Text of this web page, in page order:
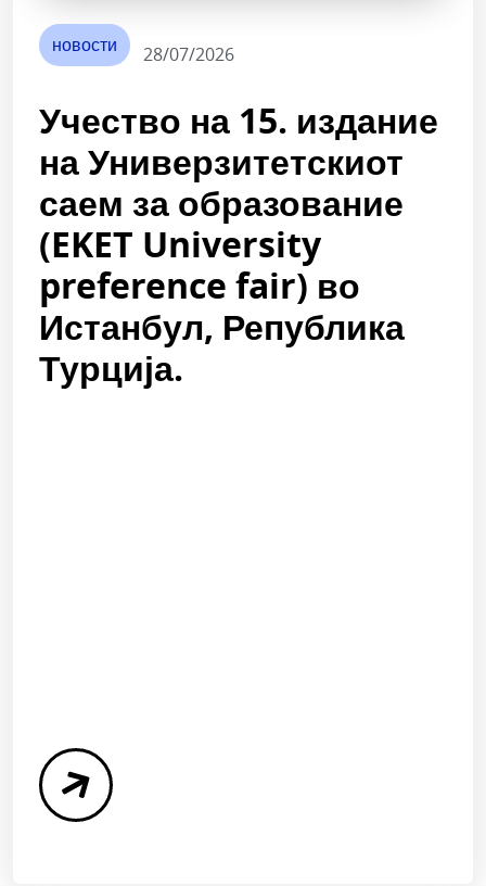
новости 28/07/2026
Учество на 15. издание
на Универзитетскиот
саем за образование
(EKET University
preference fair) во
Истанбул, Република
Турција.